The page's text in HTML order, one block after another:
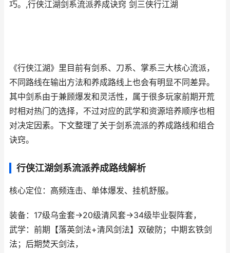
巧。,行侠江湖剑系流派养成诀窍 剑三侠行江湖
《行侠江湖》里目前有剑系、刀系、掌系三大核心流派，
不同路线在输出方法和养成路线上也会有明显不同差异。
其中剑系由于兼顾爆发和灵活性，属于很多玩家前期开荒
时相对热门的选择，不过对应的武学和资源培养顺序也相
对决定因素。下文整理了关于剑系流派的养成路线和组合
诀窍。
行侠江湖剑系流派养成路线解析
核心定位：高频连击、单体爆发、挂机舒服。
装备：17级乌金套→20级清风套→34级毕业裂阵套，
武学：前期【落英剑法+清风剑法】双破防；中期玄铁剑
法；后期焚天剑法，